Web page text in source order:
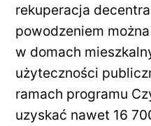
rekuperacja
powodzeniem
w domach
użyteczności
ramach programu
uzyskać nawet 16